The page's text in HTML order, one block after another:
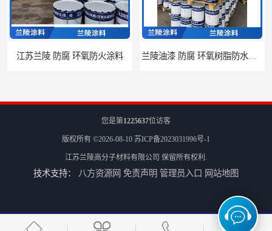
涂料 兰陵油漆 防腐 环氧树脂防水涂料
兰陵油漆 防腐 环氧云铁涂料价格
您是第1225637位访客
版权所有 ©2026-08-10 苏ICP备2023031996号-1
江苏兰陵高分子材料有限公司 保留所有权利.
技术支持： 八方资源网 免责声明 管理员入口 网站地图